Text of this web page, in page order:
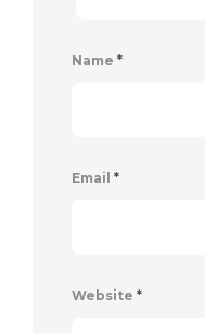
Name *
Email *
Website *